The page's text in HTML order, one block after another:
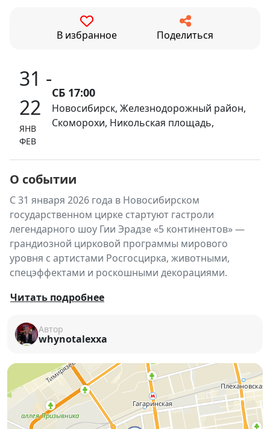
В избранное Поделиться
31 -
22
ЯНВ
ФЕВ
СБ 17:00
Новосибирск, Железнодорожный район,
Скоморохи, Никольская площадь,
О событии
С 31 января 2026 года в Новосибирском
государственном цирке стартуют гастроли
легендарного шоу Гии Эрадзе «5 континентов» —
грандиозной цирковой программы мирового
уровня с артистами Росгосцирка, животными,
спецэффектами и роскошными декорациями.
Новосибирск, встречай! 🎈 Продюсерский центр
Сибирь с масштабным и зрелищным шоу,
покорившим зрителей по всему миру.
жанров: акробатика, эквилибр, дрессура,
аттракционы и яркие шоу-номера в исполнении
титулованных артистов, обладателей более30
международных наград🌍✨
Читать подробнее
Автор
whynotalexxa